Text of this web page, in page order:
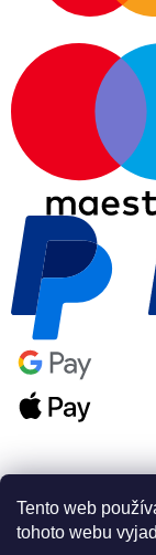
Tento web
tohoto webu